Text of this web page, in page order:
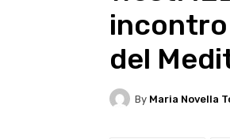
incontro
del
By Maria Novella